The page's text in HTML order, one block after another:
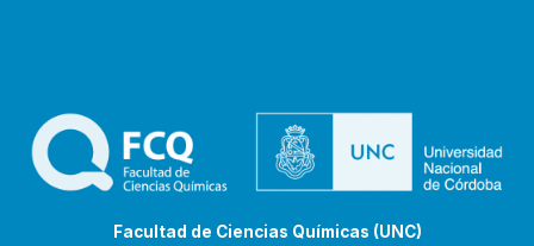
Facultad de Ciencias Químicas (UNC)